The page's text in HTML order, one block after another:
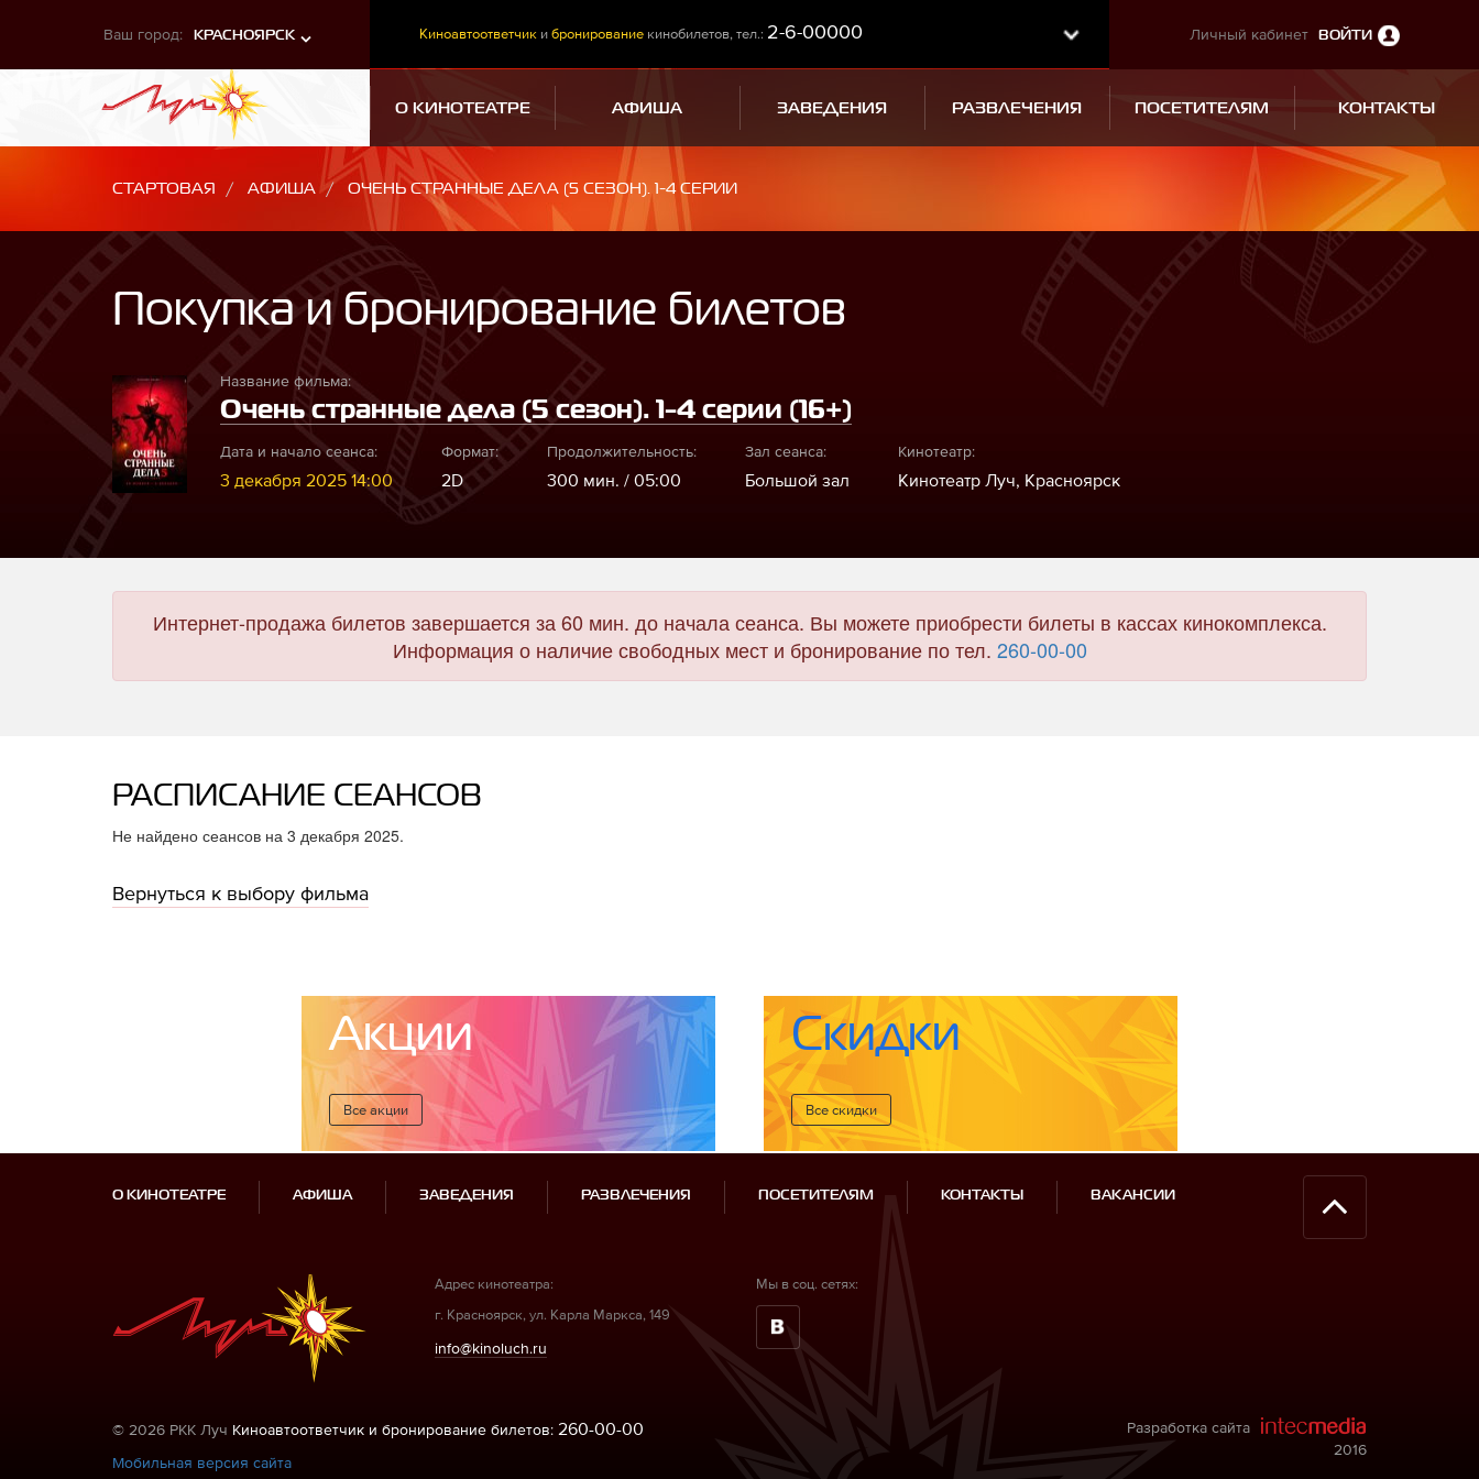
Ваш город: КРАСНОЯРСК Киноавтоответчик и бронирование кинобилетов, тел.: 2-6-00000 Личный кабинет ВОЙТИ
О КИНОТЕАТРЕ АФИША ЗАВЕДЕНИЯ РАЗВЛЕЧЕНИЯ ПОСЕТИТЕЛЯМ КОНТАКТЫ
СТАРТОВАЯ АФИША ОЧЕНЬ СТРАННЫЕ ДЕЛА (5 СЕЗОН). 1-4 СЕРИИ
Покупка и бронирование билетов
Название фильма:
Очень странные дела (5 сезон). 1-4 серии (16+)
Дата и начало сеанса:
3 декабря 2025 14:00
Формат:
2D
Продолжительность:
300 мин. / 05:00
Зал сеанса:
Большой зал
Кинотеатр:
Кинотеатр Луч, Красноярск
Интернет-продажа билетов завершается за 60 мин. до начала сеанса. Вы можете приобрести билеты в кассах кинокомплекса.
Информация о наличие свободных мест и бронирование по тел. 260-00-00
РАСПИСАНИЕ СЕАНСОВ
Не найдено сеансов на 3 декабря 2025.
Вернуться к выбору фильма
Акции
Все акции
Скидки
Все cкидки
О КИНОТЕАТРЕ АФИША ЗАВЕДЕНИЯ РАЗВЛЕЧЕНИЯ ПОСЕТИТЕЛЯМ КОНТАКТЫ ВАКАНСИИ
Адрес кинотеатра:
г. Красноярск, ул. Карла Маркса, 149
info@kinoluch.ru
Мы в соц. сетях:
© 2026 РКК Луч Киноавтоответчик и бронирование билетов: 260-00-00
Мобильная версия сайта
Разработка сайта
2016